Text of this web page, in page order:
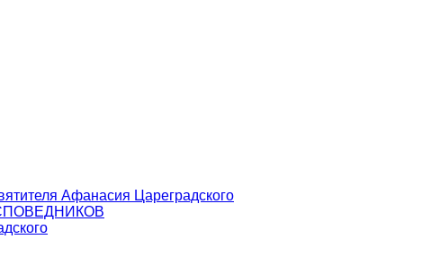
Афанасия Цареградского